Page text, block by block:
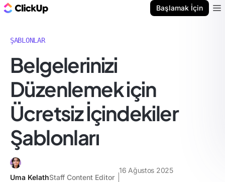
Başlamak İçin
ŞABLONLAR
Belgelerinizi
Düzenlemek için
Ücretsiz İçindekiler
Şablonları
Uma KelathStaff Content Editor
16 Ağustos 2025